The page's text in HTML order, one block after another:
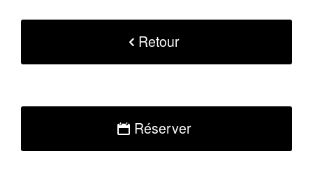
Retour
Réserver